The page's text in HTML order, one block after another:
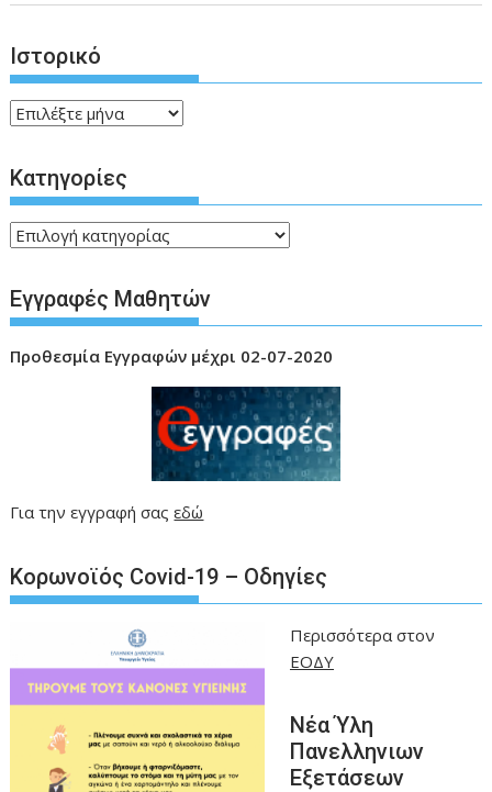
Ιστορικό
Ιστορικό
Kατηγορίες
Kατηγορίες
Εγγραφές Μαθητών
Προθεσμία Εγγραφών μέχρι 02-07-2020
Για την εγγραφή σαςεδώ
Kορωνοϊός Covid-19 – Οδηγίες
Περισσότερα στον
ΕΟΔΥ
Νέα Ύλη
Πανελληνιων
Εξετάσεων